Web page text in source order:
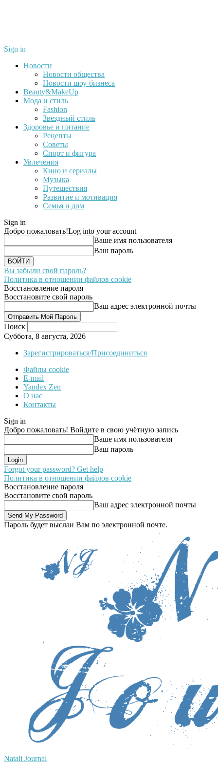
Sign in
Новости
Новости общества
Новости шоу-бизнеса
Beauty&MakeUp
Мода и стиль
Fashion
Звездный стиль
Здоровье и питание
Рецепты
Советы
Спорт и фигура
Увлечения
Кино и сериалы
Музыка
Путешествия
Развитие и мотивация
Семья и дом
Sign in
Добро пожаловать!Log into your account
Ваше имя пользователя
Ваш пароль
Вы забыли свой пароль?
Политика в отношении файлов cookie
Восстановление пароля
Восстановите свой пароль
Ваш адрес электронной почты
Поиск
Суббота, 8 августа, 2026
Зарегистрироваться/Присоединиться
Файлы cookie
E-mail
Yandex Zen
О нас
Контакты
Sign in
Добро пожаловать! Войдите в свою учётную запись
Ваше имя пользователя
Ваш пароль
Forgot your password? Get help
Политика в отношении файлов cookie
Восстановление пароля
Восстановите свой пароль
Ваш адрес электронной почты
Пароль будет выслан Вам по электронной почте.
Natali Journal